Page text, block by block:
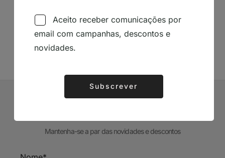
TÉCNICA LIVRARIA »
Mantenha-se a par das novidades e descontos
Aceito receber comunicações por
email com campanhas, descontos e
novidades.
Subscrever